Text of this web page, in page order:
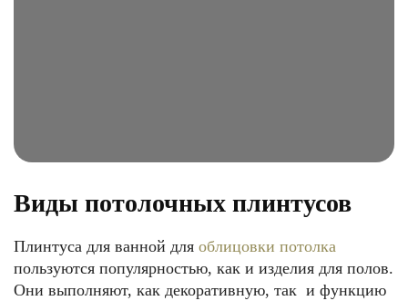
Виды потолочных плинтусов
Плинтуса для ванной для облицовки потолка
пользуются популярностью, как и изделия для полов.
Они выполняют, как декоративную, так и функцию